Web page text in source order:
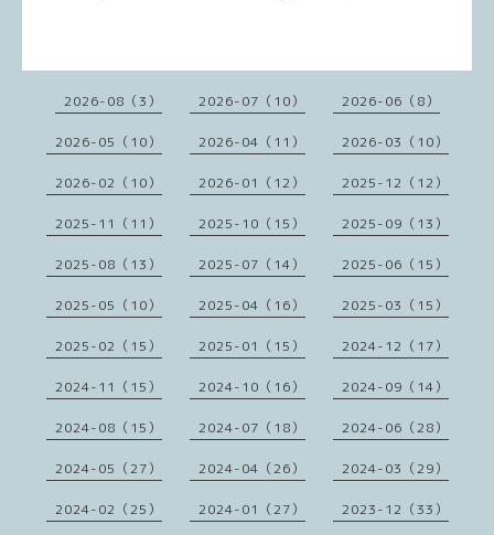
2026-08（3） 2026-07（10） 2026-06（8）
2026-05（10） 2026-04（11） 2026-03（10）
2026-02（10） 2026-01（12） 2025-12（12）
2025-11（11） 2025-10（15） 2025-09（13）
2025-08（13） 2025-07（14） 2025-06（15）
2025-05（10） 2025-04（16） 2025-03（15）
2025-02（15） 2025-01（15） 2024-12（17）
2024-11（15） 2024-10（16） 2024-09（14）
2024-08（15） 2024-07（18） 2024-06（28）
2024-05（27） 2024-04（26） 2024-03（29）
2024-02（25） 2024-01（27） 2023-12（33）